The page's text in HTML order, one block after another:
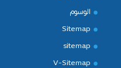
الوسوم
Sitemap
sitemap
V-Sitemap